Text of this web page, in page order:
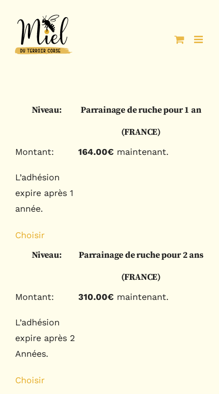
contenu
Parrainage de ruche pour 1 an
(FRANCE)
164.00€ maintenant.
L’adhésion
expire après 1
année.
Choisir
Parrainage de ruche pour 2 ans
(FRANCE)
310.00€ maintenant.
L’adhésion
expire après 2
Années.
Choisir